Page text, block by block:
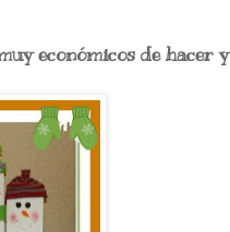
económicos de hacer y